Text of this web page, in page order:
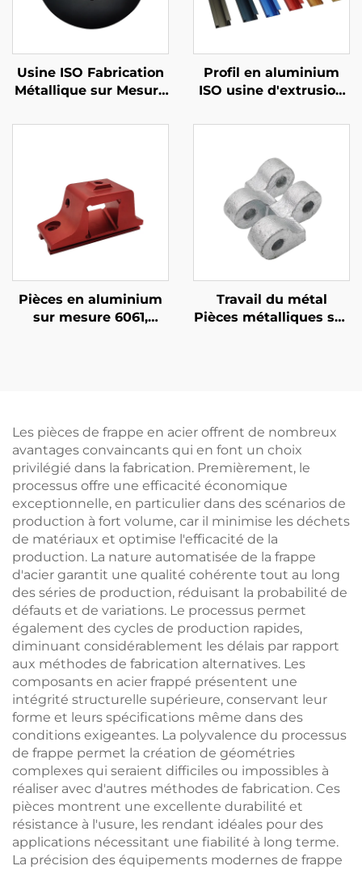
Usine ISO Fabrication
Métallique sur Mesure
Pièces Découpées au
Profil en aluminium
ISO usine d'extrusion
finition par
personnalisée
Pièces en aluminium
sur mesure 6061,
Travail du métal
Pièces métalliques sur
Les pièces de frappe en acier offrent de nombreux
avantages convaincants qui en font un choix
privilégié dans la fabrication. Premièrement, le
processus offre une efficacité économique
exceptionnelle, en particulier dans des scénarios de
production à fort volume, car il minimise les déchets
de matériaux et optimise l'efficacité de la
production. La nature automatisée de la frappe
d'acier garantit une qualité cohérente tout au long
des séries de production, réduisant la probabilité de
défauts et de variations. Le processus permet
également des cycles de production rapides,
diminuant considérablement les délais par rapport
aux méthodes de fabrication alternatives. Les
composants en acier frappé présentent une
intégrité structurelle supérieure, conservant leur
forme et leurs spécifications même dans des
conditions exigeantes. La polyvalence du processus
de frappe permet la création de géométries
complexes qui seraient difficiles ou impossibles à
réaliser avec d'autres méthodes de fabrication. Ces
pièces montrent une excellente durabilité et
résistance à l'usure, les rendant idéales pour des
applications nécessitant une fiabilité à long terme.
La précision des équipements modernes de frappe